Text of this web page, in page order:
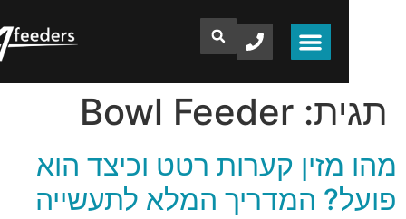
Bowl Feeder
קערות רטט וכיצד הוא
המדריך המלא לתעשייה